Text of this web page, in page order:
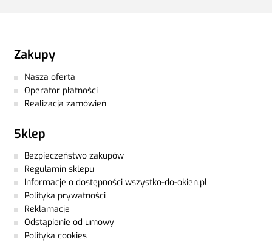
Zakupy
Nasza oferta
Operator płatności
Realizacja zamówień
Sklep
Bezpieczeństwo zakupów
Regulamin sklepu
Informacje o dostępności wszystko-do-okien.pl
Polityka prywatności
Reklamacje
Odstąpienie od umowy
Polityka cookies